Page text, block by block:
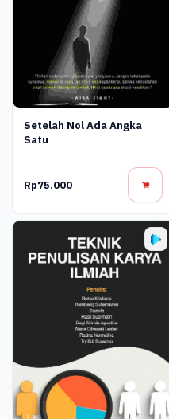
Setelah Nol Ada Angka
Satu
Rp75.000